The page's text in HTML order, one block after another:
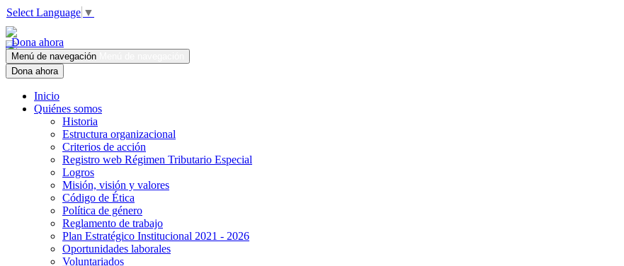
Select Language ▼
Dona ahora
Menú de navegación
Dona ahora
Inicio
Quiénes somos
Historia
Estructura organizacional
Criterios de acción
Registro web Régimen Tributario Especial
Logros
Misión, visión y valores
Código de Ética
Política de género
Reglamento de trabajo
Plan Estratégico Institucional 2021 - 2026
Oportunidades laborales
Voluntariados